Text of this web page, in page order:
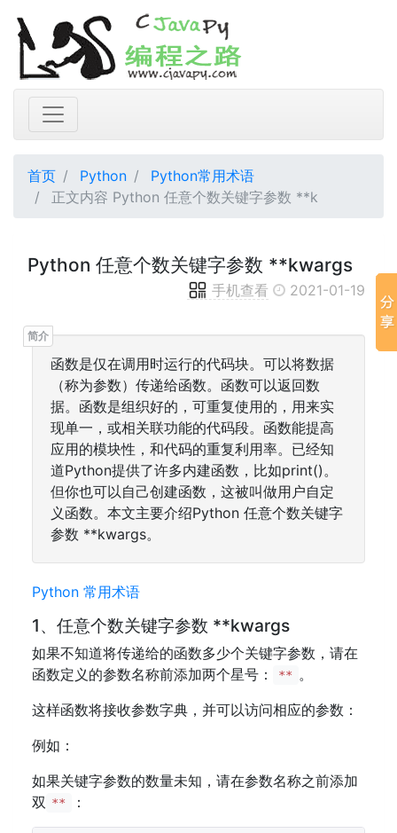
首页 Python
Python常用术语
正文内容 Python 任意个数关键字参数 **k
Python 任意个数关键字参数 **kwargs
手机查看 2021-01-19
函数是仅在调用时运行的代码块。可以将数据
（称为参数）传递给函数。函数可以返回数
据。函数是组织好的，可重复使用的，用来实
现单一，或相关联功能的代码段。函数能提高
应用的模块性，和代码的重复利用率。已经知
道Python提供了许多内建函数，比如print()。
但你也可以自己创建函数，这被叫做用户自定
义函数。本文主要介绍Python 任意个数关键字
参数 **kwargs。
Python 常用术语
1、任意个数关键字参数 **kwargs
如果不知道将传递给的函数多少个关键字参数，请在
函数定义的参数名称前添加两个星号：
** 。
这样函数将接收参数字典，并可以访问相应的参数：
例如：
如果关键字参数的数量未知，请在参数名称之前添加
双 ** ：